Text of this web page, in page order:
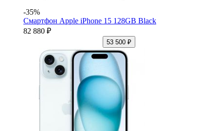
-35%
Смартфон Apple iPhone 15 128GB Black
82 880 ₽
53 500 ₽